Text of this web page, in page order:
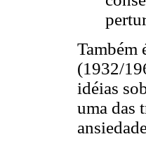
Também
(1932/
idéias
uma das